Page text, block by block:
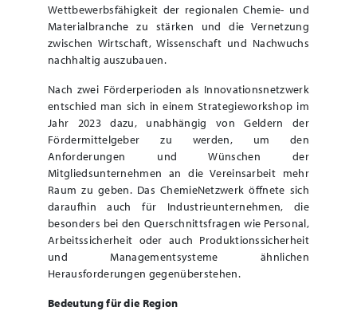
Wettbewerbsfähigkeit der regionalen Chemie- und
Materialbranche zu stärken und die Vernetzung
zwischen Wirtschaft, Wissenschaft und Nachwuchs
nachhaltig auszubauen.
Nach zwei Förderperioden als Innovationsnetzwerk
entschied man sich in einem Strategieworkshop im
Jahr 2023 dazu, unabhängig von Geldern der
Fördermittelgeber zu werden, um den
Anforderungen und Wünschen der
Mitgliedsunternehmen an die Vereinsarbeit mehr
Raum zu geben. Das ChemieNetzwerk öffnete sich
daraufhin auch für Industrieunternehmen, die
besonders bei den Querschnittsfragen wie Personal,
Arbeitssicherheit oder auch Produktionssicherheit
und Managementsysteme ähnlichen
Herausforderungen gegenüberstehen.
Bedeutung für die Region